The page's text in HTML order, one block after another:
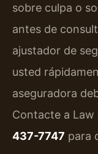
sobre culpa o
antes de
ajustador de
usted
aseguradora
Contacte a Law
437-7747 para